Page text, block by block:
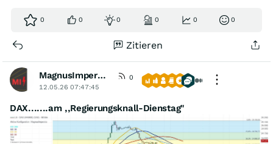
0 0 0 0 0 0
Zitieren
MagnusImperata
0
12.05.26 07:47:45
DAX.......am ,,Regierungsknall-Dienstag"